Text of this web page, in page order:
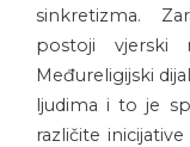
sinkretizma.
postoji vjerski
Međureligijski
ljudima i to je
različite